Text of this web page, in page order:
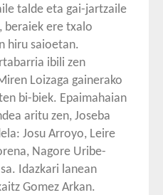
talde eta gai-jartzaile
beraiek ere txalo
hiru saioetan.
ibili zen
Loizaga gainerako
bi-biek. Epaimahaian
aritu zen, Joseba
Josu Arroyo, Leire
Nagore Uribe-
Idazkari lanean
Gomez Arkan.